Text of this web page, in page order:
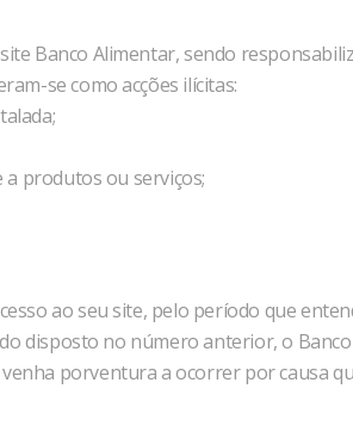
Banco Alimentar, sendo
se como acções ilícitas:
a produtos ou serviços;
ao seu site, pelo período que
disposto no número anterior, o
porventura a ocorrer por causa